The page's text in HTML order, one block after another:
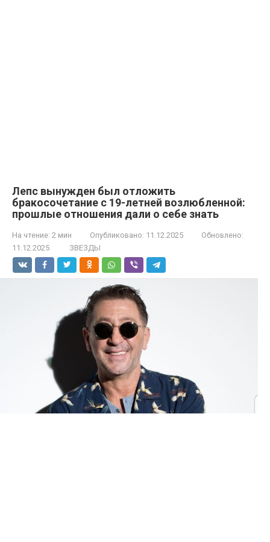
Лепс вынужден был отложить
бракосочетание с 19-летней возлюбленной:
прошлые отношения дали о себе знать
На чтение: 2 мин Опубликовано: 11.12.2025
Обновлено:
11.12.2025
ЗВЕЗДЫ